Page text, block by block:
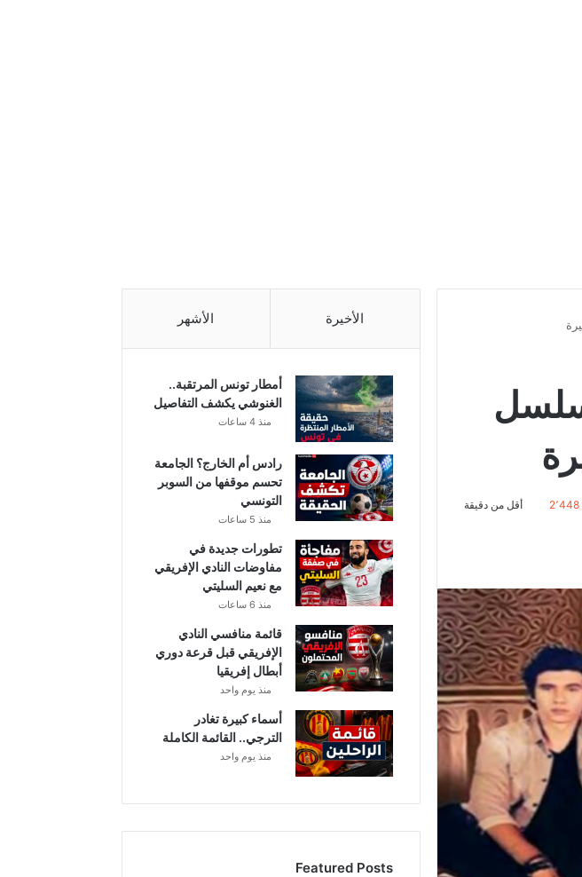
2٬448 أقل من دقيقة
الأخيرة الأشهر
أمطار تونس المرتقبة..
الغنوشي يكشف التفاصيل
منذ 4 ساعات
رادس أم الخارج؟ الجامعة
تحسم موقفها من السوبر
التونسي
منذ 5 ساعات
تطورات جديدة في
مفاوضات النادي الإفريقي
مع نعيم السليتي
منذ 6 ساعات
قائمة منافسي النادي
الإفريقي قبل قرعة دوري
أبطال إفريقيا
منذ يوم واحد
أسماء كبيرة تغادر
الترجي.. القائمة الكاملة
منذ يوم واحد
Featured Posts